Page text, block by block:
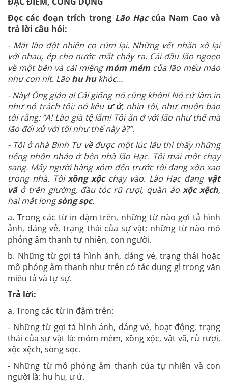
Đọc các đoạn trích trong Lão Hạccủa Nam Cao và
trả lời câu hỏi:
- Mặt lão đột nhiên co rúm lại. Những vết nhăn xô lại
với nhau, ép cho nước mắt chảy ra. Cái đầu lão ngoẹo
về một bên và cái miệngmóm mém của lão mếu máo
như con nít. Lão hu hukhóc…
- Này! Ông giáo ạ! Cái giống nó cũng khôn! Nó cứ làm in
như nó trách tôi; nó kêu ư ử, nhìn tôi, như muốn bảo
tôi rằng: “A! Lão già tệ lắm! Tôi ăn ở với lão như thế mà
lão đối xử với tôi như thế này à?”.
- Tôi ở nhà Binh Tư về được một lúc lâu thì thấy những
tiếng nhốn nháo ở bên nhà lão Hạc. Tôi mải mốt chạy
sang. Mấy người hàng xóm đến trước tôi đang xôn xao
trong nhà. Tôixồng xộcchạy vào. Lão Hạc đang vật
vãở trên giường, đầu tóc rũ rượi, quần áo xộc xệch,
hai mắt longsòng sọc.
a. Trong các từ in đậm trên, những từ nào gợi tả hình
ảnh, dáng vẻ, trạng thái của sự vật; những từ nào mô
phỏng âm thanh tự nhiên, con người.
b. Những từ gợi tả hình ảnh, dáng vẻ, trạng thái hoặc
mô phỏng âm thanh như trên có tác dụng gì trong văn
miêu tả và tự sự.
Trả lời:
a. Trong các từ in đậm trên:
- Những từ gợi tả hình ảnh, dáng vẻ, hoạt động, trạng
thái của sự vật là: móm mém, xồng xộc, vật vã, rủ rượi,
xộc xệch, sòng sọc.
- Những từ mô phỏng âm thanh của tự nhiên và con
người là: hu hu, ư ử.